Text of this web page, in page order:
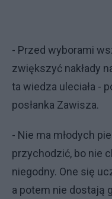
- Przed wyborami
zwiększyć nakłady
ta wiedza uleciała -
posłanka Zawisza.
- Nie ma młodych
przychodzić, bo nie
niegodny. One się
a potem nie dostają